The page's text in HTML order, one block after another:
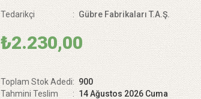
Tedarikçi : Gübre Fabrikaları T.A.Ş.
₺2.230,00
Toplam Stok Adedi: 900
Tahmini Teslim
: 14 Ağustos 2026 Cuma